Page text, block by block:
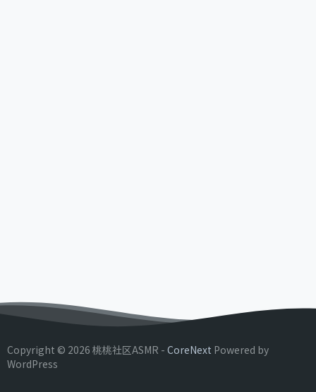
Copyright © 2026 桃桃社区ASMR - CoreNext Powered by
WordPress